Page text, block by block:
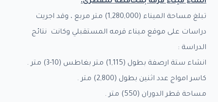
تبلغ مساحة الميناء (1,280,000) متر مربع ، وقد اجريت
دراسات على موقع ميناء قرمه المستقبلي وكانت نتائج
الدراسة :
انشاء ستة ارصفة بطول (1,115) متر بغاطس (10-3) متر .
كاسر امواج عدد اثنين بطول (2,800) متر .
مساحة قطر الدوران (550) متر .